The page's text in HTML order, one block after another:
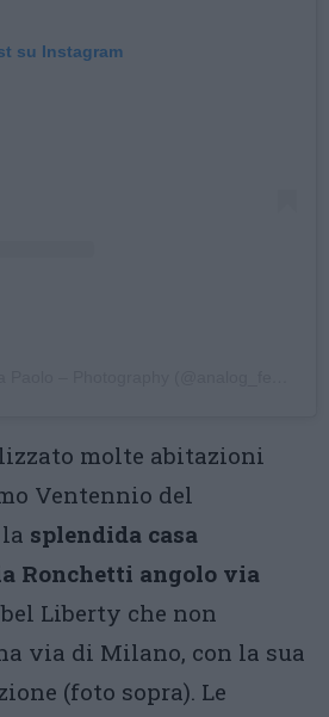
su Instagram
molte abitazioni
Ventennio del
splendida casa
Ronchetti angolo via
Liberty che non
via di Milano, con la sua
(foto sopra). Le